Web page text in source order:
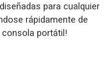
para cualquier
rápidamente de
portátil!